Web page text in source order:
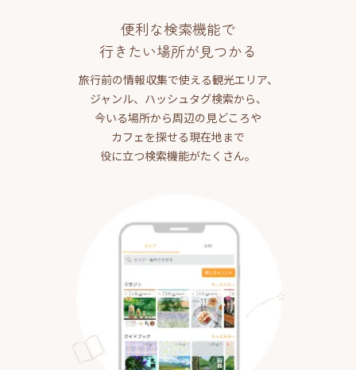
便利な検索機能で
行きたい場所が見つかる
旅行前の情報収集で使える観光エリア、
ジャンル、ハッシュタグ検索から、
今いる場所から周辺の見どころや
カフェを探せる現在地まで
役に立つ検索機能がたくさん。